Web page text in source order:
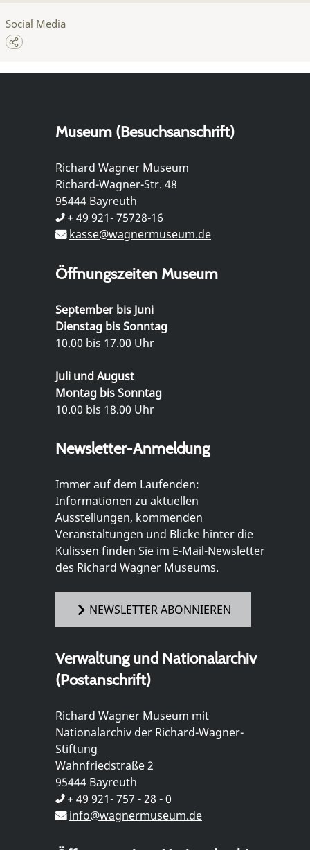
Social Media
Museum (Besuchsanschrift)
Richard Wagner Museum
Richard-Wagner-Str. 48
95444 Bayreuth
+ 49 921- 75728-16
kasse@wagnermuseum.de
Öffnungszeiten Museum
September bis Juni
Dienstag bis Sonntag
10.00 bis 17.00 Uhr
Juli und August
Montag bis Sonntag
10.00 bis 18.00 Uhr
Newsletter-Anmeldung
Immer auf dem Laufenden:
Informationen zu aktuellen
Ausstellungen, kommenden
Veranstaltungen und Blicke hinter die
Kulissen finden Sie im E-Mail-Newsletter
des Richard Wagner Museums.
NEWSLETTER ABONNIEREN
Verwaltung und Nationalarchiv
(Postanschrift)
Richard Wagner Museum mit
Nationalarchiv der Richard-Wagner-
Stiftung
Wahnfriedstraße 2
95444 Bayreuth
+ 49 921- 757 - 28 - 0
info@wagnermuseum.de